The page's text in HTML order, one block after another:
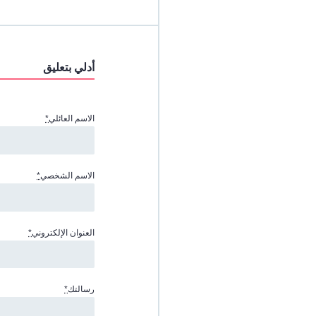
أدلي بتعليق
الاسم العائلي*
الاسم الشخصي*
العنوان الإلكتروني*
رسالتك*